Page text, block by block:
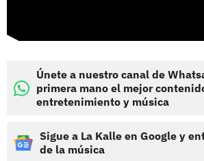
Únete a nuestro canal de
primera mano el mejor
entretenimiento y música
Sigue a La Kalle en Google y
de la música